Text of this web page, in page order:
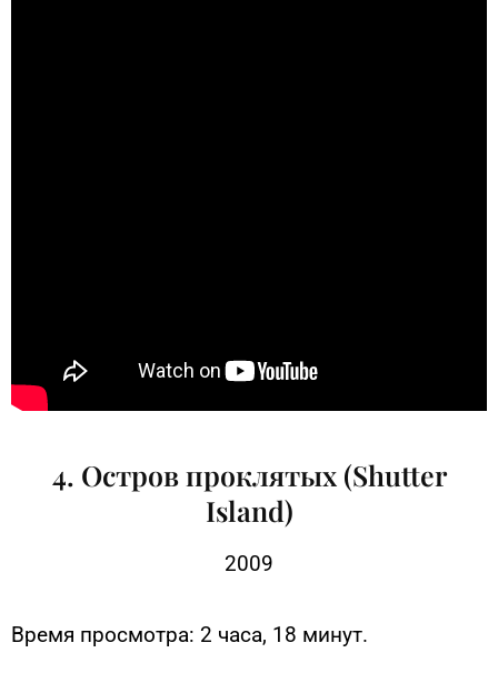
4. Остров проклятых (Shutter
Island)
2009
Время просмотра: 2 часа, 18 минут.